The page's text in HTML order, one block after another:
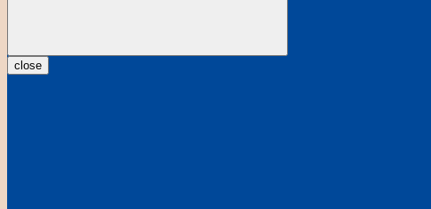
close